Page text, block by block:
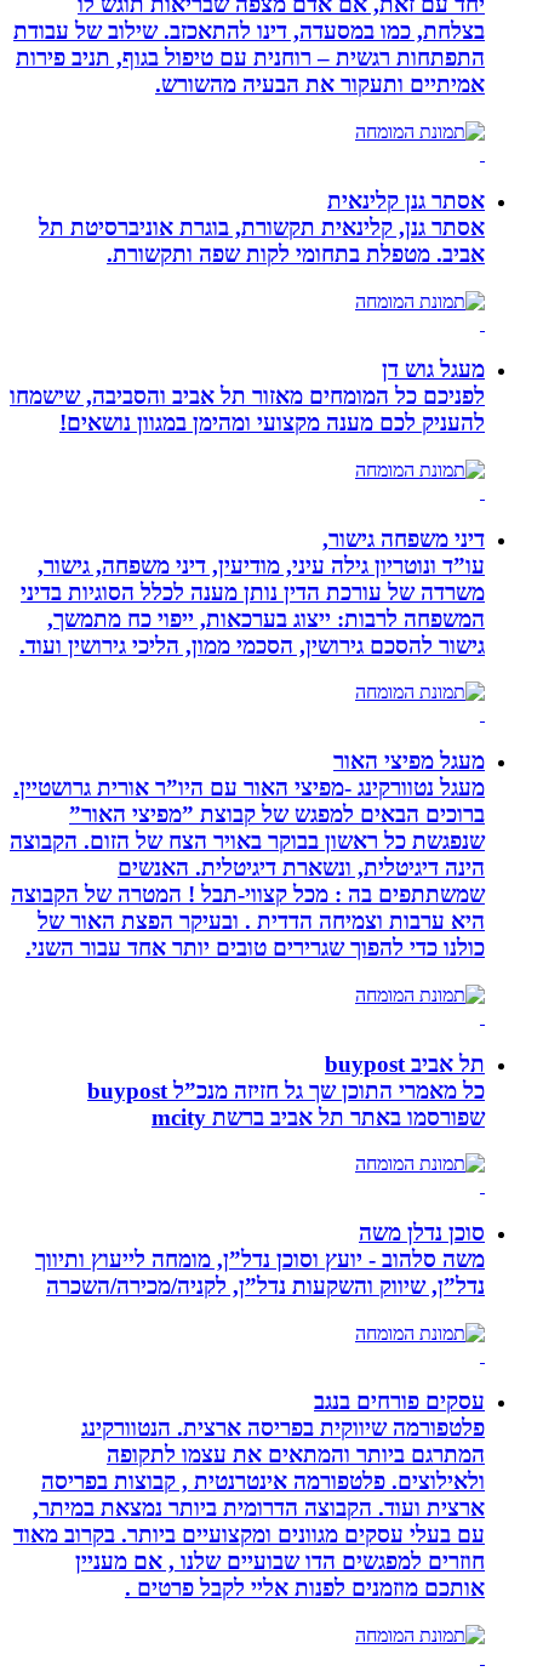
בצלחת, כמו במסעדה, דינו להתאכזב. שילוב של עבודת
התפתחות רגשית – רוחנית עם טיפול בגוף, תניב פירות
אמיתיים ותעקור את הבעיה מהשורש.
אסתר גנן קלינאית
אסתר גנן, קלינאית תקשורת, בוגרת אוניברסיטת תל
אביב. מטפלת בתחומי לקות שפה ותקשורת.
מעגל גוש דן
לפניכם כל המומחים מאזור תל אביב והסביבה, שישמחו
להעניק לכם מענה מקצועי ומהימן במגוון נושאים!
דיני משפחה גישור,
עו”ד ונוטריון גילה עיני, מודיעין, דיני משפחה, גישור,
משרדה של עורכת הדין נותן מענה לכלל הסוגיות בדיני
המשפחה לרבות: ייצוג בערכאות, ייפוי כח מתמשך,
גישור להסכם גירושין, הסכמי ממון, הליכי גירושין ועוד.
מעגל מפיצי האור
מעגל נטוורקינג -מפיצי האור עם היו”ר אורית גרושטיין.
ברוכים הבאים למפגש של קבוצת ”מפיצי האור”
שנפגשת כל ראשון בבוקר באויר הצח של הזום. הקבוצה
הינה דיגיטלית, ונשארת דיגיטלית. האנשים
שמשתתפים בה : מכל קצווי-תבל ! המטרה של הקבוצה
היא ערבות וצמיחה הדדית . ובעיקר הפצת האור של
כולנו כדי להפוך שגרירים טובים יותר אחד עבור השני.
תל אביב buypost
כל מאמרי התוכן שך גל חזיזה מנכ”ל buypost
שפורסמו באתר תל אביב ברשת mcity
סוכן נדלן משה
משה סלהוב - יועץ וסוכן נדל”ן, מומחה לייעוץ ותיווך
נדל”ן, שיווק והשקעות נדל”ן, לקניה/מכירה/השכרה
עסקים פורחים בנגב
פלטפורמה שיווקית בפריסה ארצית. הנטוורקינג
המתרגם ביותר והמתאים את עצמו לתקופה
ולאילוצים. פלטפורמה אינטרנטית , קבוצות בפריסה
ארצית ועוד. הקבוצה הדרומית ביותר נמצאת במיתר,
עם בעלי עסקים מגוונים ומקצועיים ביותר. בקרוב מאוד
חוזרים למפגשים הדו שבועיים שלנו , אם מעניין
אותכם מוזמנים לפנות אליי לקבל פרטים .